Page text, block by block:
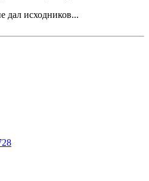
дал исходников...